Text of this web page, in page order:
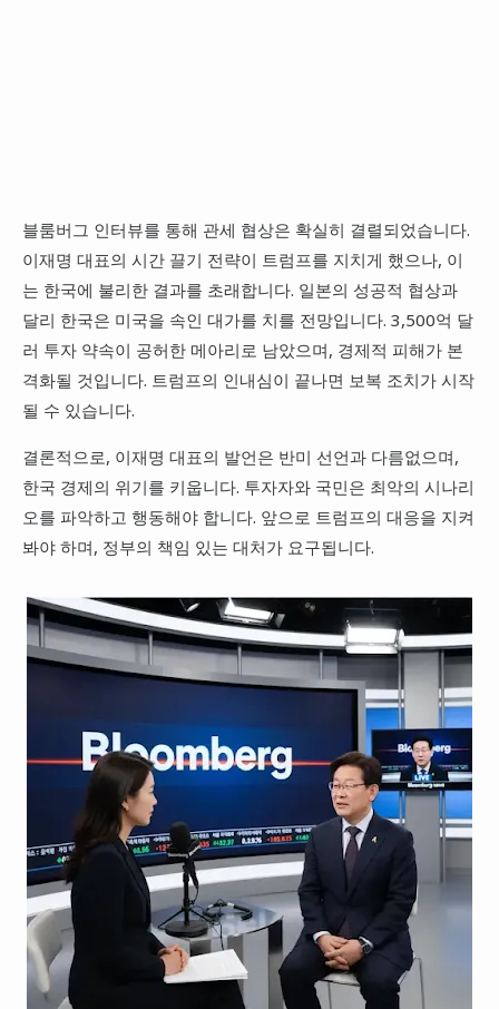
블룸버그 인터뷰를 통해 관세 협상은 확실히 결렬되었습니다.
이재명 대표의 시간 끌기 전략이 트럼프를 지치게 했으나, 이
는 한국에 불리한 결과를 초래합니다. 일본의 성공적 협상과
달리 한국은 미국을 속인 대가를 치를 전망입니다. 3,500억 달
러 투자 약속이 공허한 메아리로 남았으며, 경제적 피해가 본
격화될 것입니다. 트럼프의 인내심이 끝나면 보복 조치가 시작
될 수 있습니다.
결론적으로, 이재명 대표의 발언은 반미 선언과 다름없으며,
한국 경제의 위기를 키웁니다. 투자자와 국민은 최악의 시나리
오를 파악하고 행동해야 합니다. 앞으로 트럼프의 대응을 지켜
봐야 하며, 정부의 책임 있는 대처가 요구됩니다.